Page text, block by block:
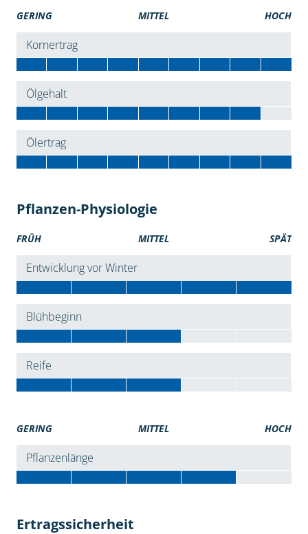
GERING MITTEL HOCH
Kornertrag
Ölgehalt
Ölertrag
Pflanzen-Physiologie
FRÜH MITTEL SPÄT
Entwicklung vor Winter
Blühbeginn
Reife
GERING MITTEL HOCH
Pflanzenlänge
Ertragssicherheit